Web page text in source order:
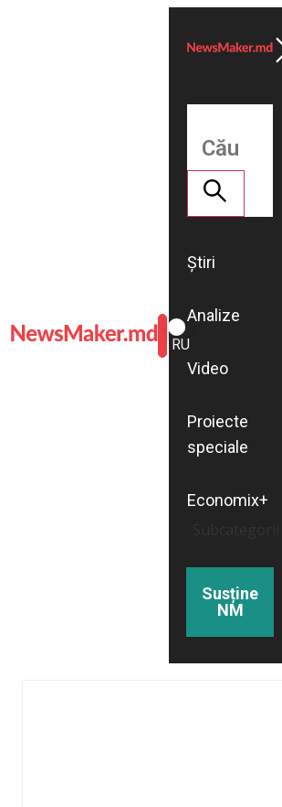
ROMÂNĂ
RU
Știri
Analize
Video
Proiecte
speciale
Economix+
Susține
NM